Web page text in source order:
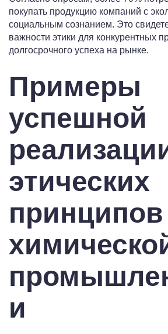
покупать продукцию компаний с
социальным сознанием. Это
важности этики для конкурентных
долгосрочного успеха на рынке.
Примеры
успешной
этических
и